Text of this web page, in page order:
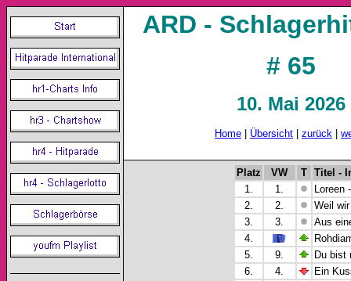
ARD -
# 65
10. Mai 2026
Home Übersicht zurück
Platz VW T
Titel -
1.
1.
Loreen
2.
2.
Weil
3.
3.
Aus
4.
5.
9.
Du bist
6.
4.
Ein